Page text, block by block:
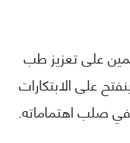
على تعزيز طب
على الابتكارات
صلب اهتماماته.